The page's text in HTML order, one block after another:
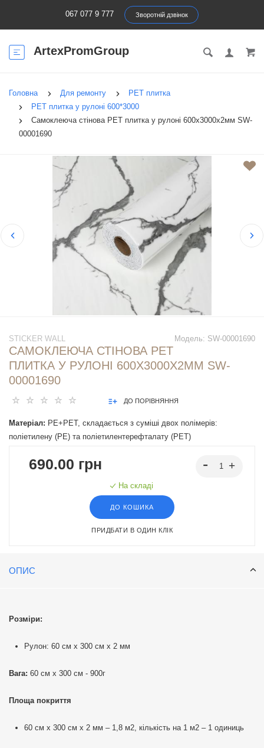
067 077 9 777 Зворотній дзвінок
ArtexPromGroup
Головна Для ремонту
PET плитка
PET плитка у рулоні 600*3000
Самоклеюча стінова PET плитка у рулоні 600х3000х2мм SW-
00001690
Модель: SW-00001690
STICKER WALL
САМОКЛЕЮЧА СТІНОВА PET
ПЛИТКА У РУЛОНІ 600Х3000Х2ММ SW-
00001690
ДО ПОРІВНЯННЯ
Матеріал: PE+PET, складається з суміші двох полімерів:
поліетилену (PE) та поліетилентерефталату (PET)
690.00 грн
На складі
ДО КОШИКА
ПРИДБАТИ В ОДИН КЛІК
ОПИС
Розміри:
Рулон: 60 см х 300 см х 2 мм
Вага: 60 см х 300 см - 900г
Площа покриття
60 см х 300 см х 2 мм – 1,8 м2, кількість на 1 м2 – 1 одиниць